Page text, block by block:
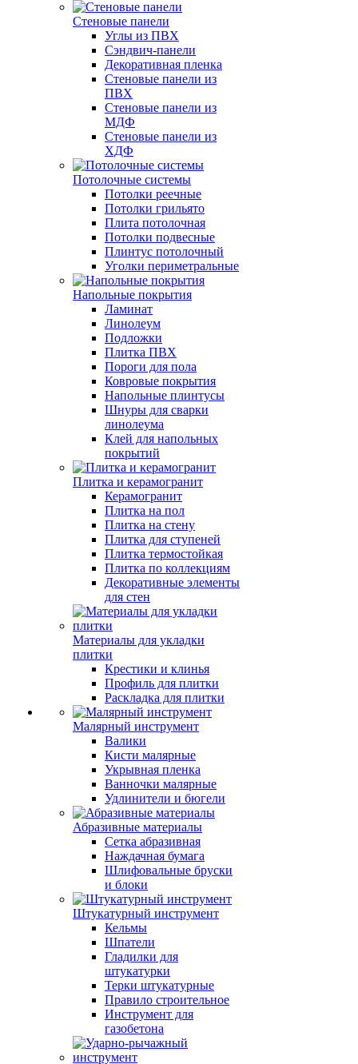
Стеновые панели
Углы из ПВХ
Сэндвич-панели
Декоративная пленка
Стеновые панели из
ПВХ
Стеновые панели из
МДФ
Стеновые панели из
ХДФ
Потолочные системы
Потолки реечные
Потолки грильято
Плита потолочная
Потолки подвесные
Плинтус потолочный
Уголки периметральные
Напольные покрытия
Ламинат
Линолеум
Подложки
Плитка ПВХ
Пороги для пола
Ковровые покрытия
Напольные плинтусы
Шнуры для сварки
линолеума
Клей для напольных
покрытий
Плитка и керамогранит
Керамогранит
Плитка на пол
Плитка на стену
Плитка для ступеней
Плитка термостойкая
Плитка по коллекциям
Декоративные элементы
для стен
Материалы для укладки
плитки
Крестики и клинья
Профиль для плитки
Раскладка для плитки
Малярный инструмент
Валики
Кисти малярные
Укрывная пленка
Ванночки малярные
Удлинители и бюгели
Абразивные материалы
Сетка абразивная
Наждачная бумага
Шлифовальные бруски
и блоки
Штукатурный инструмент
Кельмы
Шпатели
Гладилки для
штукатурки
Терки штукатурные
Правило строительное
Инструмент для
газобетона